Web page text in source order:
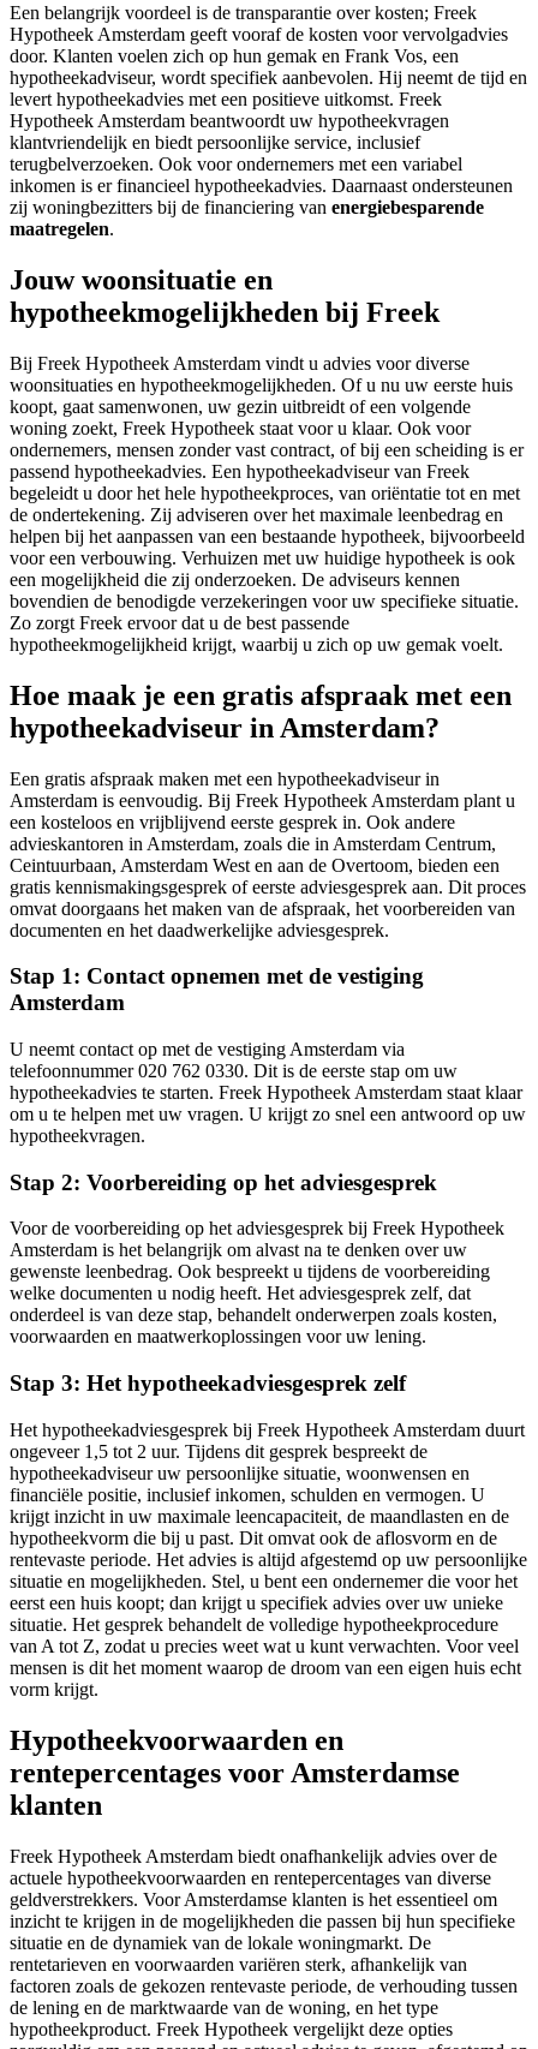
Een belangrijk voordeel is de transparantie over kosten; Freek
Hypotheek Amsterdam geeft vooraf de kosten voor vervolgadvies
door. Klanten voelen zich op hun gemak en Frank Vos, een
hypotheekadviseur, wordt specifiek aanbevolen. Hij neemt de tijd en
levert hypotheekadvies met een positieve uitkomst. Freek
Hypotheek Amsterdam beantwoordt uw hypotheekvragen
klantvriendelijk en biedt persoonlijke service, inclusief
terugbelverzoeken. Ook voor ondernemers met een variabel
inkomen is er financieel hypotheekadvies. Daarnaast ondersteunen
zij woningbezitters bij de financiering van energiebesparende
maatregelen.
Jouw woonsituatie en
hypotheekmogelijkheden bij Freek
Bij Freek Hypotheek Amsterdam vindt u advies voor diverse
woonsituaties en hypotheekmogelijkheden. Of u nu uw eerste huis
koopt, gaat samenwonen, uw gezin uitbreidt of een volgende
woning zoekt, Freek Hypotheek staat voor u klaar. Ook voor
ondernemers, mensen zonder vast contract, of bij een scheiding is er
passend hypotheekadvies. Een hypotheekadviseur van Freek
begeleidt u door het hele hypotheekproces, van oriëntatie tot en met
de ondertekening. Zij adviseren over het maximale leenbedrag en
helpen bij het aanpassen van een bestaande hypotheek, bijvoorbeeld
voor een verbouwing. Verhuizen met uw huidige hypotheek is ook
een mogelijkheid die zij onderzoeken. De adviseurs kennen
bovendien de benodigde verzekeringen voor uw specifieke situatie.
Zo zorgt Freek ervoor dat u de best passende
hypotheekmogelijkheid krijgt, waarbij u zich op uw gemak voelt.
Hoe maak je een gratis afspraak met een
hypotheekadviseur in Amsterdam?
Een gratis afspraak maken met een hypotheekadviseur in
Amsterdam is eenvoudig. Bij Freek Hypotheek Amsterdam plant u
een kosteloos en vrijblijvend eerste gesprek in. Ook andere
advieskantoren in Amsterdam, zoals die in Amsterdam Centrum,
Ceintuurbaan, Amsterdam West en aan de Overtoom, bieden een
gratis kennismakingsgesprek of eerste adviesgesprek aan. Dit proces
omvat doorgaans het maken van de afspraak, het voorbereiden van
documenten en het daadwerkelijke adviesgesprek.
Stap 1: Contact opnemen met de vestiging
Amsterdam
U neemt contact op met de vestiging Amsterdam via
telefoonnummer 020 762 0330. Dit is de eerste stap om uw
hypotheekadvies te starten. Freek Hypotheek Amsterdam staat klaar
om u te helpen met uw vragen. U krijgt zo snel een antwoord op uw
hypotheekvragen.
Stap 2: Voorbereiding op het adviesgesprek
Voor de voorbereiding op het adviesgesprek bij Freek Hypotheek
Amsterdam is het belangrijk om alvast na te denken over uw
gewenste leenbedrag. Ook bespreekt u tijdens de voorbereiding
welke documenten u nodig heeft. Het adviesgesprek zelf, dat
onderdeel is van deze stap, behandelt onderwerpen zoals kosten,
voorwaarden en maatwerkoplossingen voor uw lening.
Stap 3: Het hypotheekadviesgesprek zelf
Het hypotheekadviesgesprek bij Freek Hypotheek Amsterdam duurt
ongeveer 1,5 tot 2 uur. Tijdens dit gesprek bespreekt de
hypotheekadviseur uw persoonlijke situatie, woonwensen en
financiële positie, inclusief inkomen, schulden en vermogen. U
krijgt inzicht in uw maximale leencapaciteit, de maandlasten en de
hypotheekvorm die bij u past. Dit omvat ook de aflosvorm en de
rentevaste periode. Het advies is altijd afgestemd op uw persoonlijke
situatie en mogelijkheden. Stel, u bent een ondernemer die voor het
eerst een huis koopt; dan krijgt u specifiek advies over uw unieke
situatie. Het gesprek behandelt de volledige hypotheekprocedure
van A tot Z, zodat u precies weet wat u kunt verwachten. Voor veel
mensen is dit het moment waarop de droom van een eigen huis echt
vorm krijgt.
Hypotheekvoorwaarden en
rentepercentages voor Amsterdamse
klanten
Freek Hypotheek Amsterdam biedt onafhankelijk advies over de
actuele hypotheekvoorwaarden en rentepercentages van diverse
geldverstrekkers. Voor Amsterdamse klanten is het essentieel om
inzicht te krijgen in de mogelijkheden die passen bij hun specifieke
situatie en de dynamiek van de lokale woningmarkt. De
rentetarieven en voorwaarden variëren sterk, afhankelijk van
factoren zoals de gekozen rentevaste periode, de verhouding tussen
de lening en de marktwaarde van de woning, en het type
hypotheekproduct. Freek Hypotheek vergelijkt deze opties